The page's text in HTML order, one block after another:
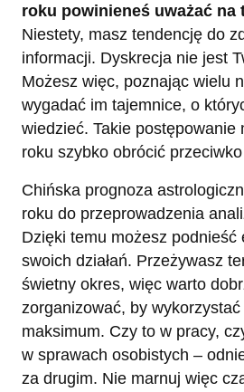
roku powinieneś uważać na
Niestety, masz tendencję do
informacji. Dyskrecja nie jest
Możesz więc, poznając wielu
wygadać im tajemnice, o
wiedzieć. Takie postępowanie
roku szybko obrócić
Chińska prognoza
roku do przeprowadzenia
Dzięki temu możesz podnieść
swoich działań. Przeżywasz
świetny okres, więc warto
zorganizować, by
maksimum. Czy to w pracy,
w sprawach osobistych –
za drugim. Nie marnuj więc